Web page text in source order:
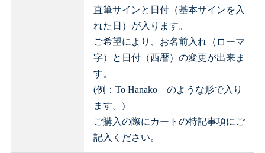
直筆サインと日付（基本サインを入
れた日）が入ります。
ご希望により、お名前入れ（ローマ
字）と日付（西暦）の変更が出来ま
す。
(例：To Hanako のような形で入り
ます。)
ご購入の際にカートの特記事項にご
記入ください。